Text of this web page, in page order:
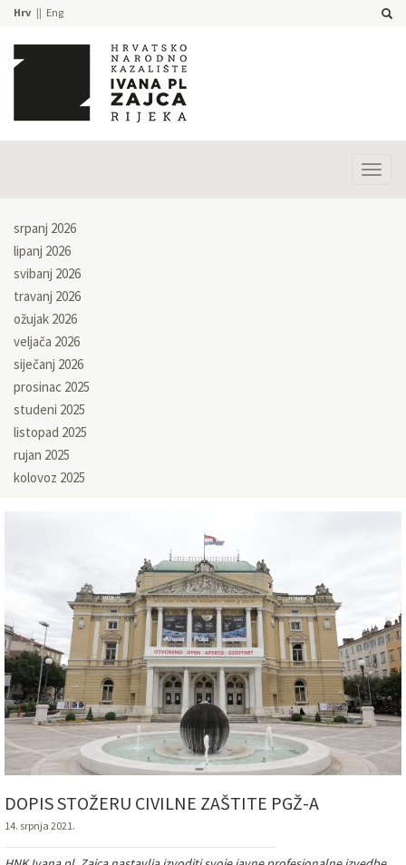
Hrv Eng
srpanj 2026
lipanj 2026
svibanj 2026
travanj 2026
ožujak 2026
veljača 2026
siječanj 2026
prosinac 2025
studeni 2025
listopad 2025
rujan 2025
kolovoz 2025
DOPIS STOŽERU CIVILNE ZAŠTITE PGŽ-A
14. srpnja 2021.